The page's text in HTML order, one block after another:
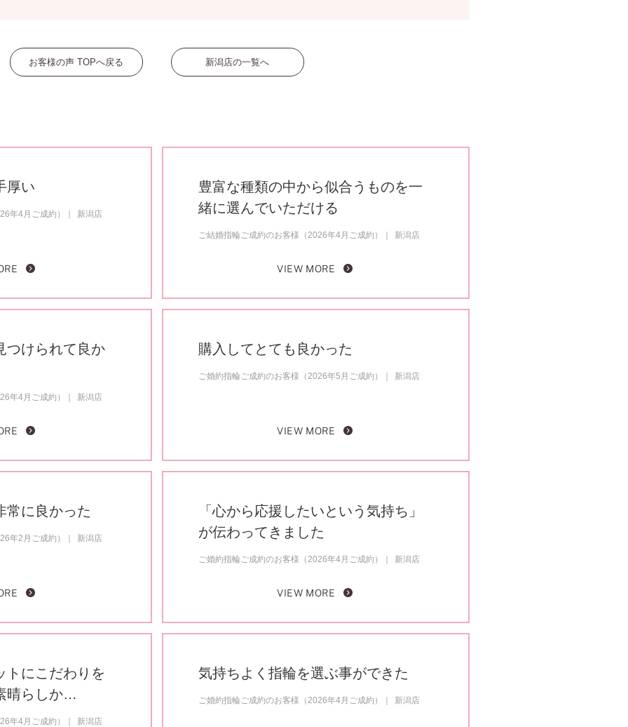
お客様の声 TOPへ戻る 新潟店の一覧へ
厚い
年4月ご成約） 新潟店
豊富な種類の中から似合うものを一
緒に選んでいただける
ご結婚指輪ご成約のお客様（2026年4月ご成約） 新潟店
VIEW MORE
つけられて良か
年4月ご成約） 新潟店
購入してとても良かった
ご婚約指輪ご成約のお客様（2026年5月ご成約） 新潟店
VIEW MORE
常に良かった
年2月ご成約） 新潟店
「心から応援したいという気持ち」
が伝わってきました
ご婚約指輪ご成約のお客様（2026年4月ご成約） 新潟店
VIEW MORE
トにこだわりを
晴らしか…
年4月ご成約） 新潟店
気持ちよく指輪を選ぶ事ができた
ご婚約指輪ご成約のお客様（2026年4月ご成約） 新潟店